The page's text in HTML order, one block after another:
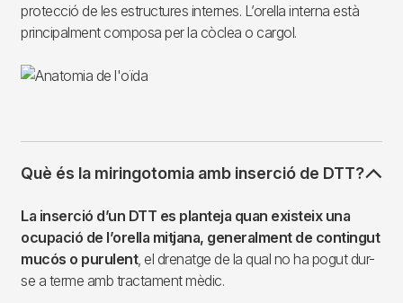
protecció de les estructures internes. L’orella interna està
principalment composa per la còclea o cargol.
Què és la miringotomia amb inserció de DTT?
La inserció d’un DTT es planteja quan existeix una
ocupació de l’orella mitjana, generalment de contingut
mucós o purulent, el drenatge de la qual no ha pogut dur-
se a terme amb tractament mèdic.